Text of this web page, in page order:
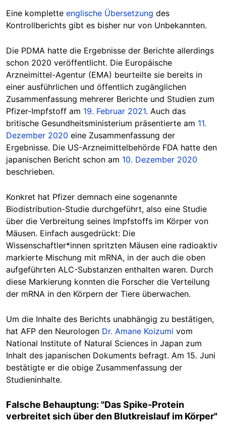
Eine komplette englische Übersetzung des
Kontrollberichts gibt es bisher nur von Unbekannten.
Die PDMA hatte die Ergebnisse der Berichte allerdings
schon 2020 veröffentlicht. Die Europäische
Arzneimittel-Agentur (EMA) beurteilte sie bereits in
einer ausführlichen und öffentlich zugänglichen
Zusammenfassung mehrerer Berichte und Studien zum
Pfizer-Impfstoff am 19. Februar 2021. Auch das
britische Gesundheitsministerium präsentierte am 11.
Dezember 2020 eine Zusammenfassung der
Ergebnisse. Die US-Arzneimittelbehörde FDA hatte den
japanischen Bericht schon am 10. Dezember 2020
beschrieben.
Konkret hat Pfizer demnach eine sogenannte
Biodistribution-Studie durchgeführt, also eine Studie
über die Verbreitung seines Impfstoffs im Körper von
Mäusen. Einfach ausgedrückt: Die
Wissenschaftler*innen spritzten Mäusen eine radioaktiv
markierte Mischung mit mRNA, in der auch die oben
aufgeführten ALC-Substanzen enthalten waren. Durch
diese Markierung konnten die Forscher die Verteilung
der mRNA in den Körpern der Tiere überwachen.
Um die Inhalte des Berichts unabhängig zu bestätigen,
hat AFP den Neurologen Dr. Amane Koizumi vom
National Institute of Natural Sciences in Japan zum
Inhalt des japanischen Dokuments befragt. Am 15. Juni
bestätigte er die obige Zusammenfassung der
Studieninhalte.
Falsche Behauptung: "Das Spike-Protein
verbreitet sich über den Blutkreislauf im Körper"